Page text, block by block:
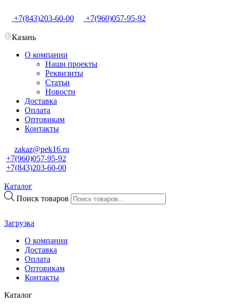
+7(843)203-60-00 +7(960)057-95-92
Казань
О компании
Наши проекты
Реквизиты
Статьи
Новости
Доставка
Оплата
Оптовикам
Контакты
zakaz@pek16.ru
+7(960)057-95-92
+7(843)203-60-00
Каталог
Поиск товаров
Загрузка
О компании
Доставка
Оплата
Оптовикам
Контакты
Каталог